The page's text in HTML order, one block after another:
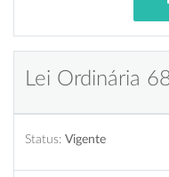
Lei Ordinária
Status: Vigente